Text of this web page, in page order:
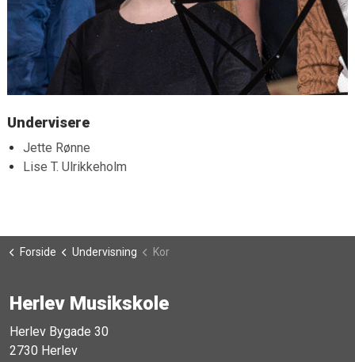
Undervisere
Jette Rønne
Lise T. Ulrikkeholm
Forside Undervisning Kor
Herlev Musikskole
Herlev Bygade 30
2730 Herlev